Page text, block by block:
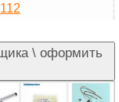
112